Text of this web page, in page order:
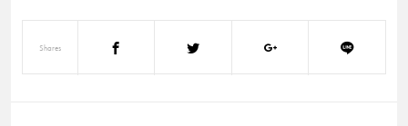
Shares